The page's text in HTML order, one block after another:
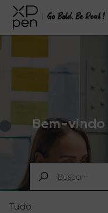
Bem-vindo
Tudo